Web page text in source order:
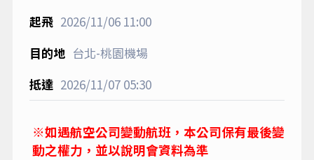
2026/11/0611:00
台北-桃園機場
2026/11/0705:30
※如遇航空公司變動航班，本公司保有最後變
動之權力，並以說明會資料為準